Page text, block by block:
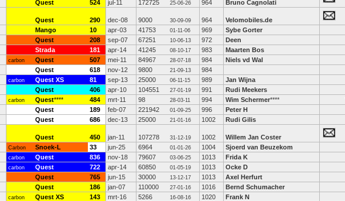
Quest 524 jul-11 172725 25-06-26 964 Bruno Cagnolati
Quest 290 dec-08 9000 30-09-09 964 Velomobiles.de
Mango 10 apr-03 41753 01-11-06 969 Sybe Gorter
Quest 208 sep-07 67251 10-06-13 972 Deen
Strada 181 apr-14 41245 08-10-17 983 Maarten Bos
carbon Quest 507 mei-11 84967 28-07-18 984 Niels vd Wal
Quest 618 nov-12 9800 21-09-13 984
carbon Quest XS 81 sep-13 25000 06-11-15 989 Jan Wijna
Quest 406 apr-10 104551 27-01-19 991 Rudi Meekers
carbon Quest**** 484 mrt-11 98 28-03-11 994 Wim Schermer****
Quest 189 feb-07 221942 01-09-25 996 Peter H
Quest 686 dec-13 25000 21-01-16 1002 Rudi Gilis
Quest 450 jan-11 107278 31-12-19 1002 Willem Jan Coster
Carbon Snoek-L 33 jun-25 6964 01-01-26 1004 Sjoerd van Beuzekom
carbon Quest 836 nov-18 79607 03-06-25 1013 Frida K
carbon Quest 722 apr-14 60850 01-05-19 1013 Ocke D
Quest 765 jun-15 30000 13-12-17 1013 Axel Herfurt
Quest 186 jan-07 110000 27-01-16 1016 Bernd Schumacher
carbon Quest XS 143 mrt-16 5266 16-08-16 1020 Frank N